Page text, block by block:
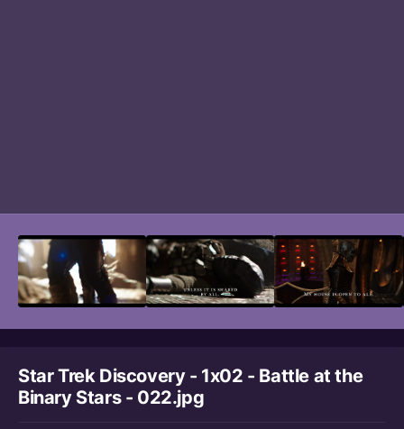
Star Trek Discovery - 1x02 - Battle at the
Binary Stars - 022.jpg